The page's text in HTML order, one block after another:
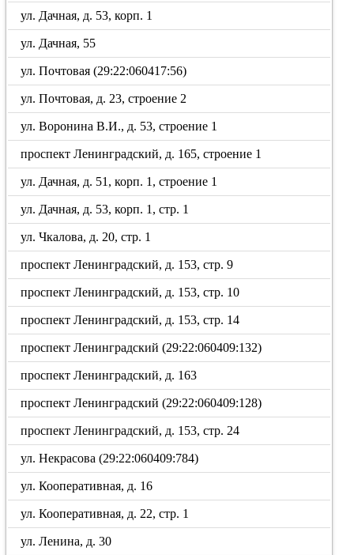
ул. Дачная, д. 53, корп. 1
ул. Дачная, 55
ул. Почтовая (29:22:060417:56)
ул. Почтовая, д. 23, строение 2
ул. Воронина В.И., д. 53, строение 1
проспект Ленинградский, д. 165, строение 1
ул. Дачная, д. 51, корп. 1, строение 1
ул. Дачная, д. 53, корп. 1, стр. 1
ул. Чкалова, д. 20, стр. 1
проспект Ленинградский, д. 153, стр. 9
проспект Ленинградский, д. 153, стр. 10
проспект Ленинградский, д. 153, стр. 14
проспект Ленинградский (29:22:060409:132)
проспект Ленинградский, д. 163
проспект Ленинградский (29:22:060409:128)
проспект Ленинградский, д. 153, стр. 24
ул. Некрасова (29:22:060409:784)
ул. Кооперативная, д. 16
ул. Кооперативная, д. 22, стр. 1
ул. Ленина, д. 30